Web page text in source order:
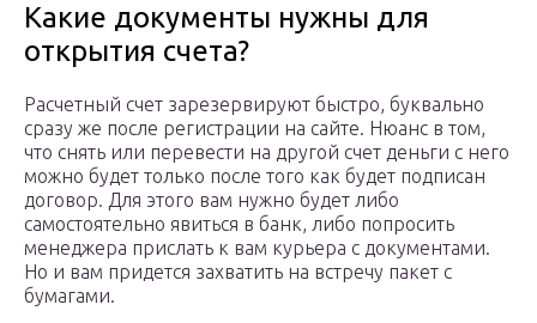
Какие документы нужны для
открытия счета?
Расчетный счет зарезервируют быстро, буквально
сразу же после регистрации на сайте. Нюанс в том,
что снять или перевести на другой счет деньги с него
можно будет только после того как будет подписан
договор. Для этого вам нужно будет либо
самостоятельно явиться в банк, либо попросить
менеджера прислать к вам курьера с документами.
Но и вам придется захватить на встречу пакет с
бумагами.